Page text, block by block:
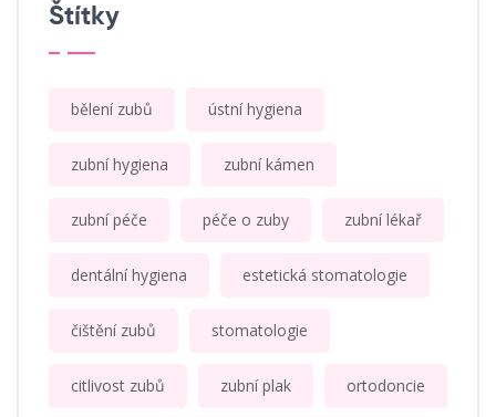
Štítky
bělení zubů ústní hygiena
zubní hygiena zubní kámen
zubní péče péče o zuby zubní lékař
dentální hygiena estetická stomatologie
čištění zubů stomatologie
citlivost zubů zubní plak ortodoncie